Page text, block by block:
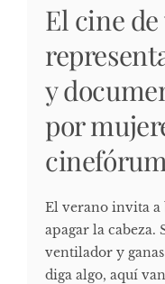
El cine
y
por
El verano invita
apagar la cabeza.
ventilador y
diga algo, aquí